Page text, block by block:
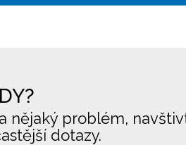
nějaký problém,
dotazy.